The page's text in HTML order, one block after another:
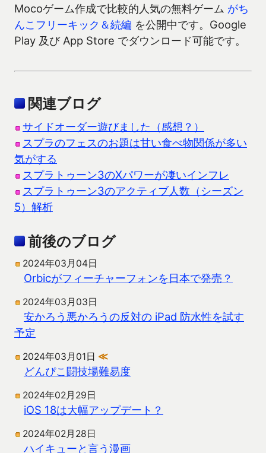
Mocoゲーム作成で比較的人気の無料ゲーム がち
んこフリーキック＆続編 を公開中です。Google
Play 及び App Store でダウンロード可能です。
関連ブログ
サイドオーダー遊びました（感想？）
スプラのフェスのお題は甘い食べ物関係が多い
気がする
スプラトゥーン3のXパワーが凄いインフレ
スプラトゥーン3のアクティブ人数（シーズン
5）解析
前後のブログ
2024年03月04日
Orbicがフィーチャーフォンを日本で発売？
2024年03月03日
安かろう悪かろうの反対の iPad 防水性を試す
予定
2024年03月01日 ≪
どんぴこ闘技場難易度
2024年02月29日
iOS 18は大幅アップデート？
2024年02月28日
ハイキューと言う漫画